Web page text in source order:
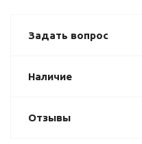
Задать вопрос
Наличие
Отзывы